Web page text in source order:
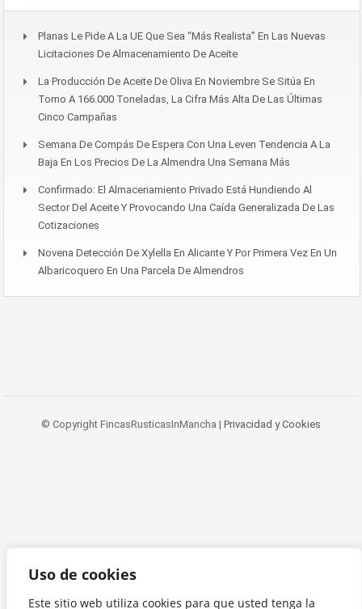
Uso de cookies
Este sitio web utiliza cookies para que usted tenga la
Planas Le Pide A La UE Que Sea “más Realista” En Las Nuevas
Licitaciones De Almacenamiento De Aceite
La Producción De Aceite De Oliva En Noviembre Se Sitúa En
Torno A 166.000 Toneladas, La Cifra Más Alta De Las Últimas
Cinco Campañas
Semana De Compás De Espera Con Una Leven Tendencia A La
Baja En Los Precios De La Almendra Una Semana Más
Confirmado: El Almacenamiento Privado Está Hundiendo Al
Sector Del Aceite Y Provocando Una Caída Generalizada De Las
Cotizaciones
Novena Detección De Xylella En Alicante Y Por Primera Vez En Un
Albaricoquero En Una Parcela De Almendros
© Copyright FincasRusticasInMancha | Privacidad y Cookies